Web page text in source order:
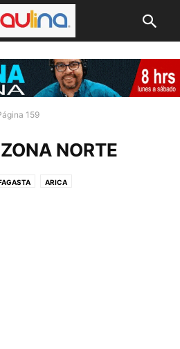
159
NORTE
ARICA